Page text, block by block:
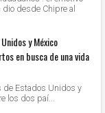
desde Chipre al
y México
en busca de una vida
de Estados Unidos y
los dos paí...